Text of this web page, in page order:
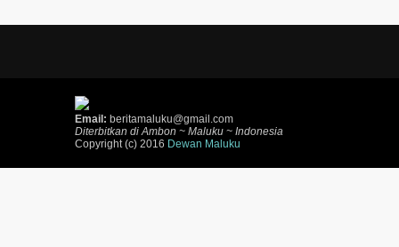
Email: beritamaluku@gmail.com
Diterbitkan di Ambon ~ Maluku ~ Indonesia
Copyright (c) 2016 Dewan Maluku